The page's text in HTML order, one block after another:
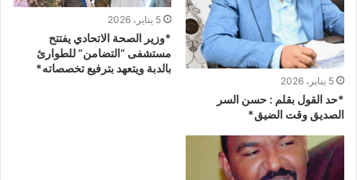
5 يناير، 2026
*حد القول بقلم : حسن السر
الصديق وقت الضيق*
5 يناير، 2026
*وزير الصحة الاتحادي يفتتح
مستشفى “التضامن” للطوارئ
بالدبة ويتعهد بترفيع تخصصاته*